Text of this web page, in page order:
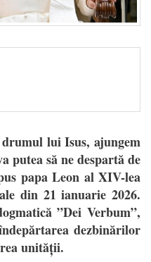
lui Isus, ajungem
putea să ne despartă de
papa Leon al XIV-lea
din 21 ianuarie 2026.
”Dei Verbum”,
dezbinărilor
unității.